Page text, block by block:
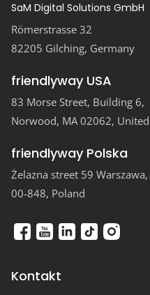
SaM Digital Solutions GmbH
Römerstrasse 32
82205 Gilching, Germany
friendlyway USA
83 Morse Street, Building 6,
Norwood, MA 02062,
friendlyway Polska
Żelazna street 59 Warszawa,
00-848, Poland
Kontakt